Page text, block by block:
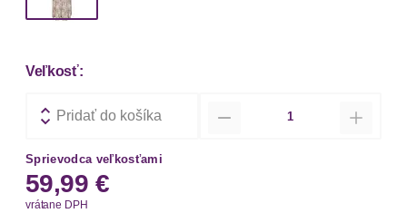
Veľkosť:
Pridať do košíka
Sprievodca veľkosťami
59,99 €
vrátane DPH